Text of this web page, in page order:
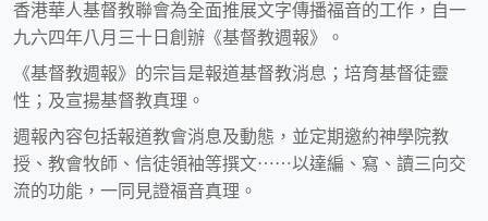
香港華人基督教聯會為全面推展文字傳播福音的工作，自一
九六四年八月三十日創辦《基督教週報》。
《基督教週報》的宗旨是報道基督教消息；培育基督徒靈
性；及宣揚基督教真理。
週報內容包括報道教會消息及動態，並定期邀約神學院教
授、教會牧師、信徒領袖等撰文⋯⋯以達編、寫、讀三向交
流的功能，一同見證福音真理。